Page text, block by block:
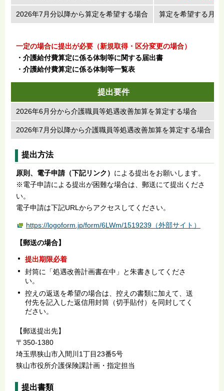
2026年7月分以降から算定を希望する場合 算定を希望する月
一定の場合に提出が必要（新規取得・区分変更の場合）
・介護給付費算定に係る体制等に関する届出書
・介護給付費算定に係る体制等一覧表
提出要件
2026年6月分から介護職員等処遇改善加算を算定する場合
2026年7月分以降から介護職員等処遇改善加算を算定する場合
提出方法
原則、電子申請（下記リンク） による提出をお願いします。
※電子申請による提出が困難な場合は、郵送にて提出くださ
い。
電子申請は下記URLからアクセスしてください。
https://logoform.jp/form/6LWm/1519239（外部サイト）
【郵送の場合】
提出期限必着
封筒に「処遇改善計画書在中」と朱書きしてくださ
い。
控えの返送を希望の場合は、控えの書類に加えて、送
付先を記入した返信用封筒（切手貼付）を同封してく
ださい。
【郵送提出先】
〒350-1380
埼玉県狭山市入間川1丁目23番5号
狭山市役所介護保険課計画・指定担当
提出書類